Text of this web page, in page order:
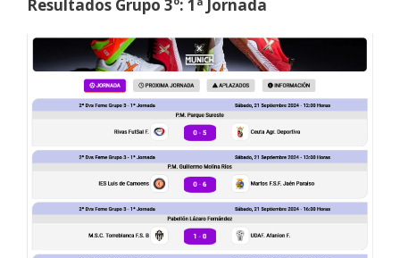
Resultados Grupo 3º: 1ª Jornada